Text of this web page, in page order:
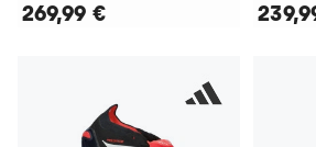
269,99 €